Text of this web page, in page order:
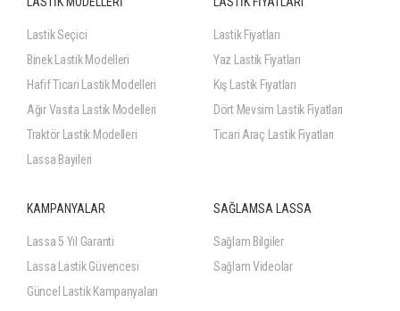
Lastik Seçici
Binek Lastik Modelleri
Hafif Ticari Lastik Modelleri
Ağır Vasıta Lastik Modelleri
Traktör Lastik Modelleri
Lassa Bayileri
Lastik Fiyatları
Yaz Lastik Fiyatları
Kış Lastik Fiyatları
Dört Mevsim Lastik Fiyatları
Ticari Araç Lastik Fiyatları
KAMPANYALAR
Lassa 5 Yıl Garanti
Lassa Lastik Güvencesi
Güncel Lastik Kampanyaları
SAĞLAMSA LASSA
Sağlam Bilgiler
Sağlam Videolar